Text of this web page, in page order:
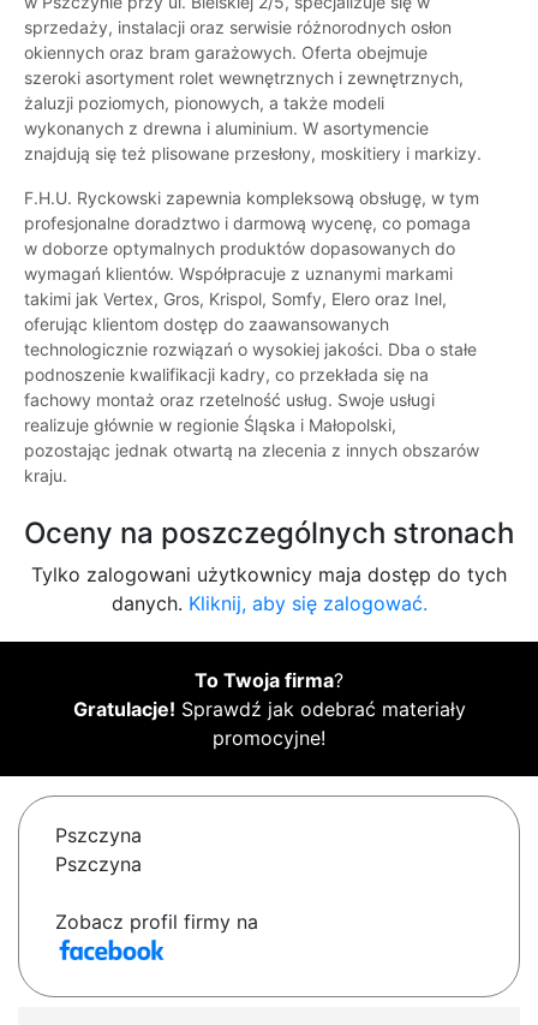
sprzedaży, instalacji oraz serwisie różnorodnych osłon
okiennych oraz bram garażowych. Oferta obejmuje
szeroki asortyment rolet wewnętrznych i zewnętrznych,
żaluzji poziomych, pionowych, a także modeli
wykonanych z drewna i aluminium. W asortymencie
znajdują się też plisowane przesłony, moskitiery i markizy.
F.H.U. Ryckowski zapewnia kompleksową obsługę, w tym
profesjonalne doradztwo i darmową wycenę, co pomaga
w doborze optymalnych produktów dopasowanych do
wymagań klientów. Współpracuje z uznanymi markami
takimi jak Vertex, Gros, Krispol, Somfy, Elero oraz Inel,
oferując klientom dostęp do zaawansowanych
technologicznie rozwiązań o wysokiej jakości. Dba o stałe
podnoszenie kwalifikacji kadry, co przekłada się na
fachowy montaż oraz rzetelność usług. Swoje usługi
realizuje głównie w regionie Śląska i Małopolski,
pozostając jednak otwartą na zlecenia z innych obszarów
kraju.
Oceny na poszczególnych stronach
Tylko zalogowani użytkownicy maja dostęp do tych
danych. Kliknij, aby się zalogować.
To Twoja firma?
Gratulacje! Sprawdź jak odebrać materiały
promocyjne!
Pszczyna
Pszczyna
Zobacz profil firmy na